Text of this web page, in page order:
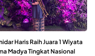
Haris Raih Juara 1 Wiyata
Madya Tingkat Nasional